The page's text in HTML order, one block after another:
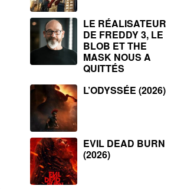
LE RÉALISATEUR
DE FREDDY 3, LE
BLOB ET THE
MASK NOUS A
QUITTÉS
L’ODYSSÉE (2026)
EVIL DEAD BURN
(2026)